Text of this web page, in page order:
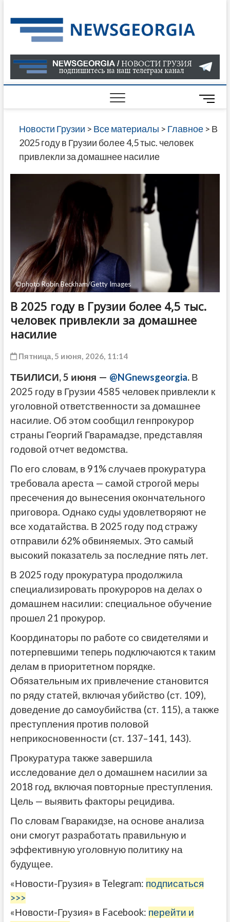
to
content
О
В
ГРУЗИИ
САЙТЕ
M
e
n
Новости Грузии > Все материалы > Главное> В
2025 году в Грузии более 4,5 тыс. человек
привлекли за домашнее насилие
©photo Robin Beckham/Getty Images
В 2025 году в Грузии более 4,5 тыс.
человек привлекли за домашнее
насилие
Пятница, 5 июня, 2026, 11:14
ТБИЛИСИ, 5 июня — @NGnewsgeorgia.В
2025 году в Грузии 4585 человек привлекли к
уголовной ответственности за домашнее
насилие. Об этом сообщил генпрокурор
страны Георгий Гварамадзе, представляя
годовой отчет ведомства.
По его словам, в 91% случаев прокуратура
требовала ареста — самой строгой меры
пресечения до вынесения окончательного
приговора. Однако суды удовлетворяют не
все ходатайства. В 2025 году под стражу
отправили 62% обвиняемых. Это самый
высокий показатель за последние пять лет.
В 2025 году прокуратура продолжила
специализировать прокуроров на делах о
домашнем насилии: специальное обучение
прошел 21 прокурор.
Координаторы по работе со свидетелями и
потерпевшими теперь подключаются к таким
делам в приоритетном порядке.
Обязательным их привлечение становится
по ряду статей, включая убийство (ст. 109),
доведение до самоубийства (ст. 115), а также
преступления против половой
неприкосновенности (ст. 137–141, 143).
Прокуратура также завершила
исследование дел о домашнем насилии за
2018 год, включая повторные преступления.
Цель — выявить факторы рецидива.
По словам Гваракидзе, на основе анализа
они смогут разработать правильную и
эффективную уголовную политику на
будущее.
«Новости-Грузия» в Telegram: подписаться
>>>
«Новости-Грузия» в Facebook: перейти и